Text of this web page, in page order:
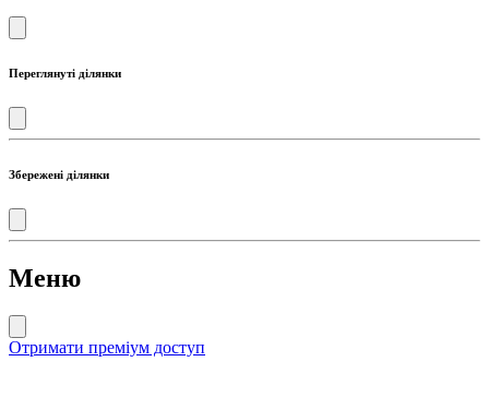
Переглянуті ділянки
Збережені ділянки
Меню
Отримати преміум доступ